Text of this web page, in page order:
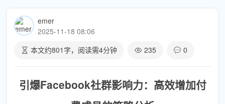
emer
2025-11-18 08:06
本文约801 字，阅读需4分钟 235 0
引爆Facebook社群影响力：高效增加付